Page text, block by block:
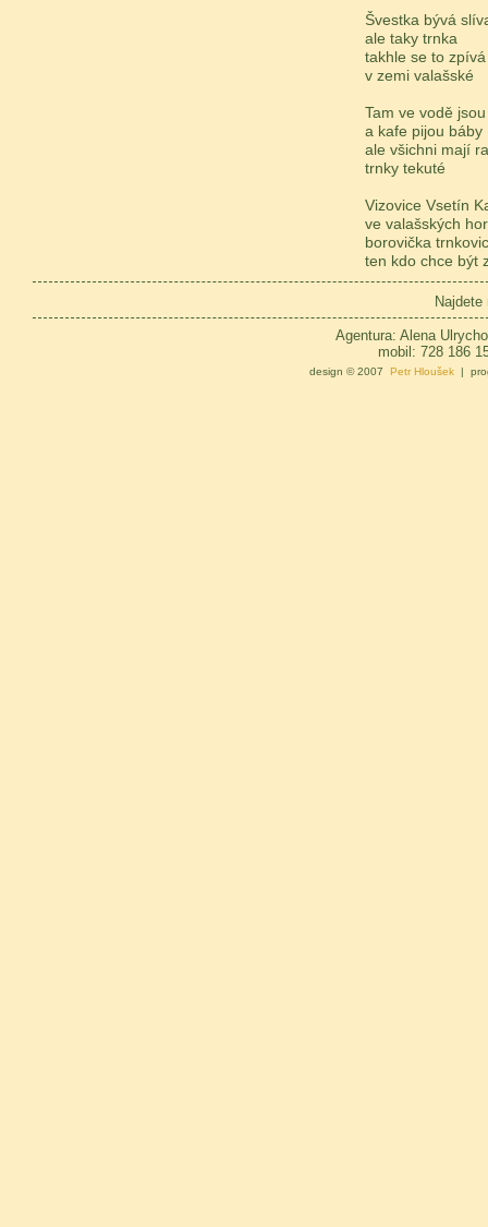
Švestka bývá
ale taky trnka
takhle se to zpívá
v zemi valašské
Tam ve vodě
a kafe pijou báby
ale všichni mají
trnky tekuté
Vizovice Vsetín
ve valašských
borovička
ten kdo chce být
Agentura: Alena
mobil: 728 186
design © 2007 Petr Hloušek |